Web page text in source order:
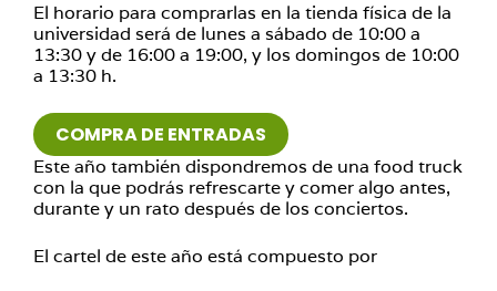
El horario para comprarlas en la tienda física de la
universidad será de lunes a sábado de 10:00 a
13:30 y de 16:00 a 19:00, y los domingos de 10:00
a 13:30 h.
COMPRA DE ENTRADAS
Este año también dispondremos de una food truck
con la que podrás refrescarte y comer algo antes,
durante y un rato después de los conciertos.
El cartel de este año está compuesto por